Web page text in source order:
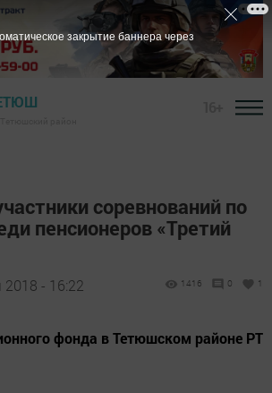
соревнований по
пенсионеров «Третий
2018 - 16:22 1416 0 1
фонда в Тетюшском районе РТ
закрытие баннера через